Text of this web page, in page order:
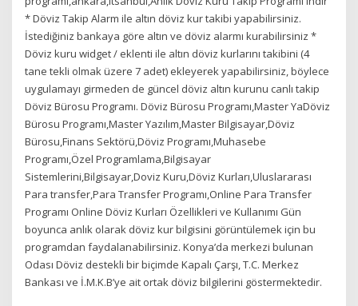
* Döviz Takip Alarm ile altın döviz kur takibi yapabilirsiniz.
İstediğiniz bankaya göre altın ve döviz alarmı kurabilirsiniz *
Döviz kuru widget / eklenti ile altın döviz kurlarını takibini (4
tane tekli olmak üzere 7 adet) ekleyerek yapabilirsiniz, böylece
uygulamayı girmeden de güncel döviz altın kurunu canlı takip
Döviz Bürosu Programı. Döviz Bürosu Programı,Master YaDöviz
Bürosu Programı,Master Yazılım,Master Bilgisayar,Döviz
Bürosu,Finans Sektörü,Döviz Programı,Muhasebe
Programı,Özel Programlama,Bilgisayar
Sistemlerini,Bilgisayar,Doviz Kuru,Döviz Kurları,Uluslararası
Para transfer,Para Transfer Programı,Online Para Transfer
Programı Online Döviz Kurları Özellikleri ve Kullanımı Gün
boyunca anlık olarak döviz kur bilgisini görüntülemek için bu
programdan faydalanabilirsiniz. Konya’da merkezi bulunan
Odası Döviz destekli bir biçimde Kapalı Çarşı, T.C. Merkez
Bankası ve İ.M.K.B’ye ait ortak döviz bilgilerini göstermektedir.